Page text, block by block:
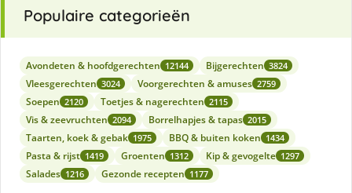
Populaire categorieën
Avondeten & hoofdgerechten 12144 Bijgerechten 3824
Vleesgerechten 3024 Voorgerechten & amuses 2759
Soepen 2120 Toetjes & nagerechten 2115
Vis & zeevruchten 2094 Borrelhapjes & tapas 2015
Taarten, koek & gebak 1975 BBQ & buiten koken 1434
Pasta & rijst 1419 Groenten 1312 Kip & gevogelte 1297
Salades 1216 Gezonde recepten 1177